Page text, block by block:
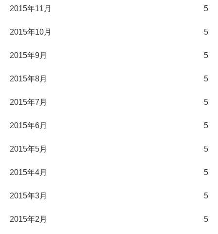
2015年11月 5
2015年10月 5
2015年9月 5
2015年8月 5
2015年7月 5
2015年6月 5
2015年5月 5
2015年4月 5
2015年3月 5
2015年2月 5